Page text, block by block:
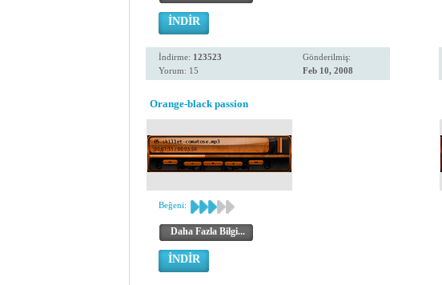
İNDİR
İndirme: 123523
Yorum: 15
Gönderilmiş:
Feb 10, 2008
Orange-black passion
Beğeni:
Daha Fazla Bilgi...
İNDİR